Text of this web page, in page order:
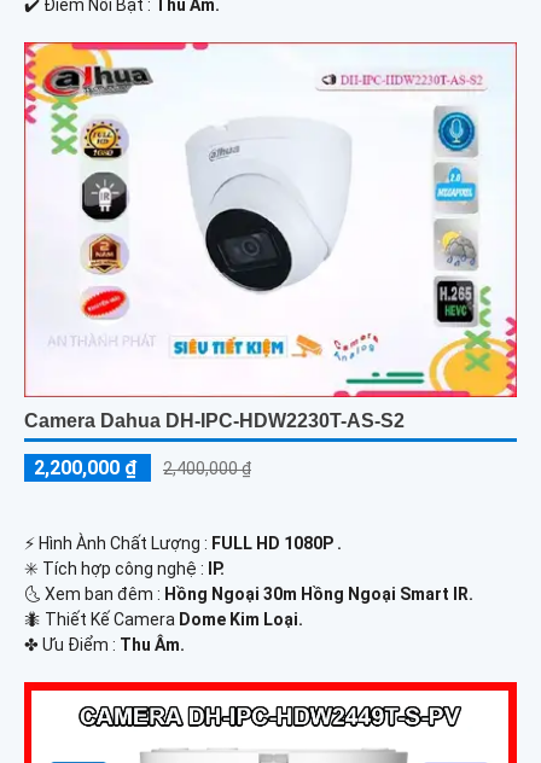
️✔️ Điểm Nỗi Bật : Thu Âm.
Camera Dahua DH-IPC-HDW2230T-AS-S2
2,200,000 ₫ 2,400,000 ₫
️⚡ Hình Ành Chất Lượng : FULL HD 1080P .
✳️ Tích hợp công nghệ :
IP.
🌜 Xem ban đêm : Hồng Ngoại 30m Hồng Ngoại Smart IR.
🐜 Thiết Kế Camera Dome Kim Loại.
️✤ Ưu Điểm : Thu Âm.